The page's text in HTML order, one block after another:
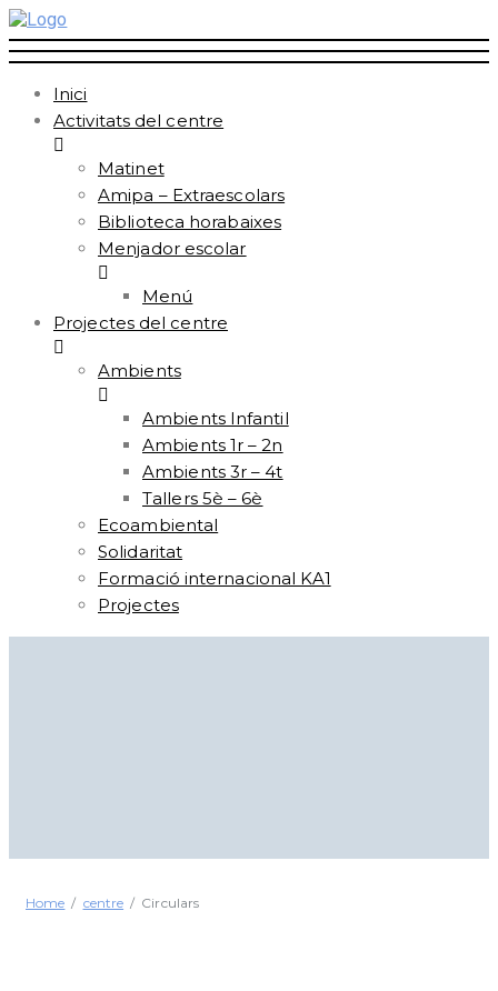
Inici
Activitats del centre
Matinet
Amipa – Extraescolars
Biblioteca horabaixes
Menjador escolar
Menú
Projectes del centre
Ambients
Ambients Infantil
Ambients 1r – 2n
Ambients 3r – 4t
Tallers 5è – 6è
Ecoambiental
Solidaritat
Formació internacional KA1
Projectes
Home centre Circulars